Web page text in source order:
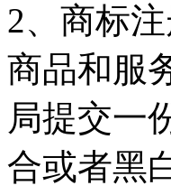
2、商标
商品和服
局提交一
合或者黑